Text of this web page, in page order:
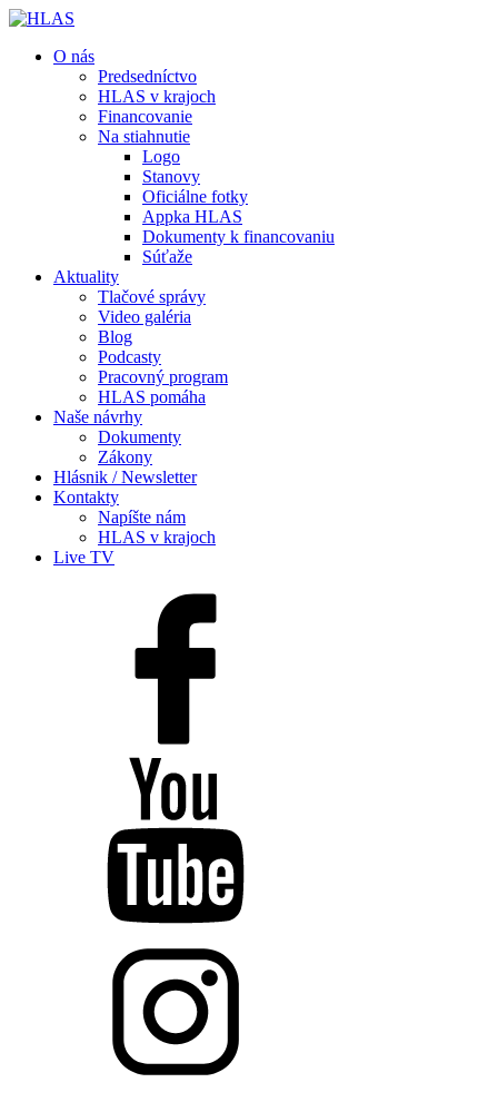
O nás
Predsedníctvo
HLAS v krajoch
Financovanie
Na stiahnutie
Logo
Stanovy
Oficiálne fotky
Appka HLAS
Dokumenty k financovaniu
Súťaže
Aktuality
Tlačové správy
Video galéria
Blog
Podcasty
Pracovný program
HLAS pomáha
Naše návrhy
Dokumenty
Zákony
Hlásnik / Newsletter
Kontakty
Napíšte nám
HLAS v krajoch
Live TV